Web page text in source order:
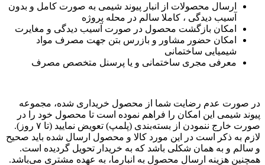
ارسال محصولات از انبار پیوند شیمی به صورت کامل و بدون
آسیب دیدگی ، کاملا سالم در محله پروژه
امکان بازگشت محصول در صورت آسیب دیدگی و مغایرت
امکان حضور مشاور و بازرس بتن جهت مصرف مواد
شیمیایی ساختمانی
معرفی مجری ساختمانی و یا پرسنل متخصص مصرف
در صورت عدم رضایت شما از محصول خریداری شده، مجموعه
پیوند شیمی این امکان را فراهم نموده است تا محصول خود را در
صورت خارج ننمودن از بسته‌بندی (پلمپ) تعویض نمایید (تا ۷ روز).
لازم به ذکر است در این مورد کالا و محصول ارسال شده باید صحیح
و سالم و به همان شکلی باشد که به خریدار تحویل گردیده است.
همچنین هزینه ارسال محصول به انبارما، به عهده مشتری می‌باشد.